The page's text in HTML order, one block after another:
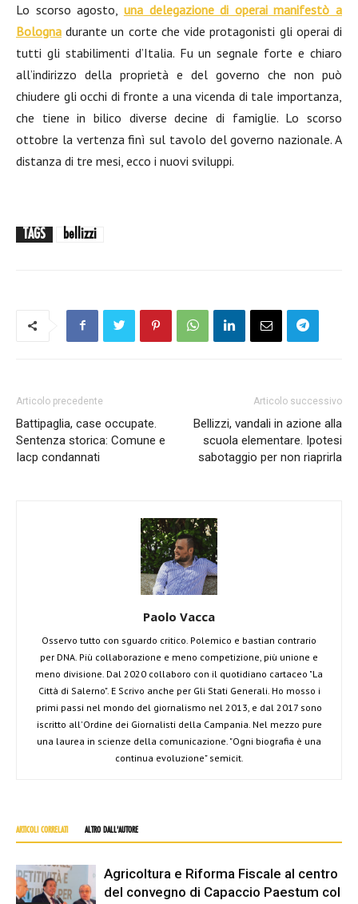
Lo scorso agosto, una delegazione di operai manifestò a
Bologna durante un corte che vide protagonisti gli operai di
tutti gli stabilimenti d’Italia. Fu un segnale forte e chiaro
all’indirizzo della proprietà e del governo che non può
chiudere gli occhi di fronte a una vicenda di tale importanza,
che tiene in bilico diverse decine di famiglie. Lo scorso
ottobre la vertenza finì sul tavolo del governo nazionale. A
distanza di tre mesi, ecco i nuovi sviluppi.
TAGS bellizzi
Articolo precedente
Battipaglia, case occupate.
Sentenza storica: Comune e
Iacp condannati
Articolo successivo
Bellizzi, vandali in azione alla
scuola elementare. Ipotesi
sabotaggio per non riaprirla
Paolo Vacca
Osservo tutto con sguardo critico. Polemico e bastian contrario
per DNA. Più collaborazione e meno competizione, più unione e
meno divisione. Dal 2020 collaboro con il quotidiano cartaceo "La
Città di Salerno". E Scrivo anche per Gli Stati Generali. Ho mosso i
primi passi nel mondo del giornalismo nel 2013, e dal 2017 sono
iscritto all'Ordine dei Giornalisti della Campania. Nel mezzo pure
una laurea in scienze della comunicazione. "Ogni biografia è una
continua evoluzione" semicit.
ARTICOLI CORRELATI ALTRO DALL'AUTORE
Agricoltura e Riforma Fiscale al centro
del convegno di Capaccio Paestum col